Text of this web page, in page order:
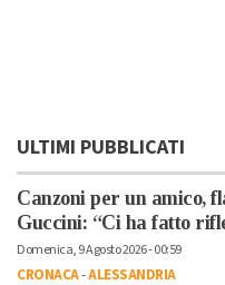
ULTIMI PUBBLICATI
Canzoni per un amico,
Guccini: “Ci ha fatto
Domenica, 9 Agosto 2026 - 00:59
CRONACA-ALESSANDRIA